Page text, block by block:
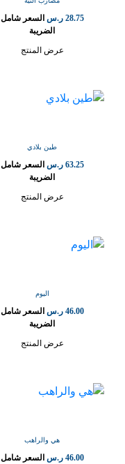
28.75 ر.س السعر شامل
الضريبة
عرض المنتج
طين بلادي
63.25 ر.س السعر شامل
الضريبة
عرض المنتج
اليوم
46.00 ر.س السعر شامل
الضريبة
عرض المنتج
هي والراهب
46.00 ر.س السعر شامل